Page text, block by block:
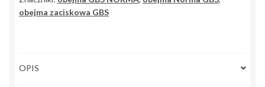
31/18<
obejma zaciskowa GBS
OPIS